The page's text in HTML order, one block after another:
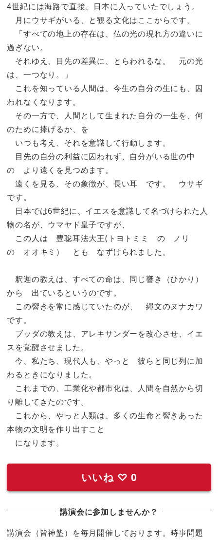
4世紀には海路で直接、日本に入っていたでしょう。
月にウサギがいる、と観る文化はここからです。
「すべての地上の存在は、仏の光の現れ方の違いに
過ぎない。
それゆえ、目先の差異に、とらわれるな。 元の光
は、一つなり。」
これを知っている人間は、今生の自分の生にも、囚
われなくなります。
その一方で、人間として生まれた自分の一生を、何
のために捧げるか、を
いつも考え、それを意識して行動します。
目先の自分の利益に囚われず、自分がいる世の中
の より遠くを見つめます。
遠くを見る、その象徴が、長い耳 です。 ウサギ
です。
日本では6世紀に、イエスを意識して名づけられた人
物の名が、ウマヤド皇子ですが、
この人は 豊聡耳法大王(トヨトミミ の ノリ
の オオキミ） とも なずけられました。
釈迦の教えは、すべての命は、同じ響き（ひかり）
から 出ているというのです。
この響きを常に感じていたのが、 縄文のヌナカワ
です。
ブッダの教えは、アレキサンダーを改心させ、イエ
スを覚醒させました。
今、私たち、現代人も、やっと 彼らと同じ列に加
わるときになりました。
これまでの、工業化や都市化は、人間を自然から切
り離してきたのです。
これから、やっと人類は、多くの生命と響きあった
本物の文明を作り出すこと
になります。
いいね ♡ 0
講演会に参加しませんか？
講演会（皆神塾）を毎月開催しております。時事問題